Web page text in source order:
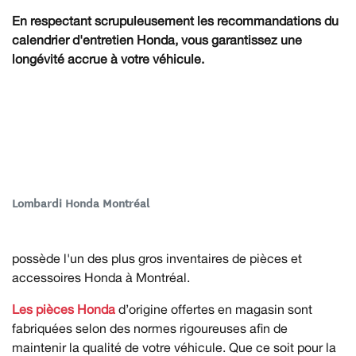
En respectant scrupuleusement les recommandations du
calendrier d'entretien Honda, vous garantissez une
longévité accrue à votre véhicule.
Lombardi Honda Montréal
possède l'un des plus gros inventaires de pièces et
accessoires Honda à Montréal.
Les pièces Honda d’origine offertes en magasin sont
fabriquées selon des normes rigoureuses afin de
maintenir la qualité de votre véhicule. Que ce soit pour la